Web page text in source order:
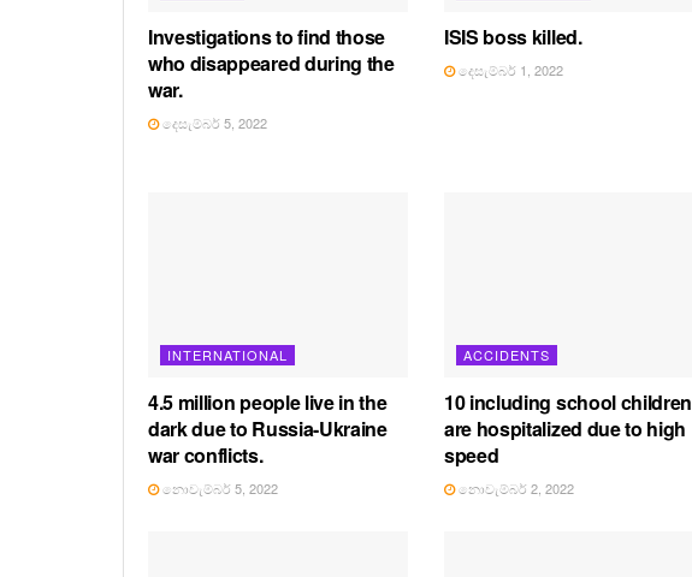
Investigations to find those
who disappeared during the
war.
දෙසැම්බර් 5, 2022
ISIS boss killed.
දෙසැම්බර් 1, 2022
INTERNATIONAL
4.5 million people live in the
dark due to Russia-Ukraine
war conflicts.
නොවැම්බර් 5, 2022
ACCIDENTS
10 including school children
are hospitalized due to high
speed
නොවැම්බර් 2, 2022